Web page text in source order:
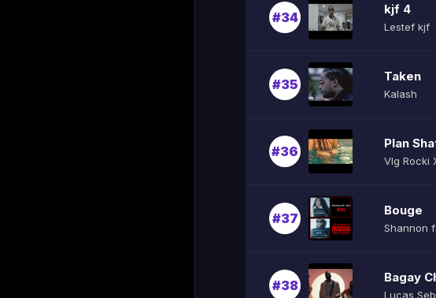
#34
kjf 4
Lestef kjf
#35
Taken
Kalash
#36
Plan
Vlg Rocki
#37
Bouge
Shannon
#38
Bagay
Lucas